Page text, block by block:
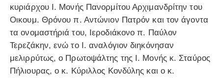
κυριάρχου Ι. Μονής Πανορμίτου Αρχιμανδρίτην του
Οικουμ. Θρόνου π. Αντώνιον Πατρόν και τον άγοντα
τα ονομαστήριά του, Ιεροδιάκονο π. Παύλον
Τερεζάκην, ενώ το Ι. αναλόγιον διηκόνησαν
μελιρρύτως, ο Πρωτοψάλτης της Ι. Μονής κ. Σταύρος
Πήλιουρας, ο κ. Κύριλλος Κονδύλης και ο κ.